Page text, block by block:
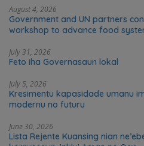
August 4, 2026
Government and UN partners
workshop to advance food
July 31, 2026
Feto iha Governasaun lokal
July 5, 2026
Kresimentu kapasidade umanu
modernu no futuru
June 30, 2026
Lista Rejente Kuansing nian